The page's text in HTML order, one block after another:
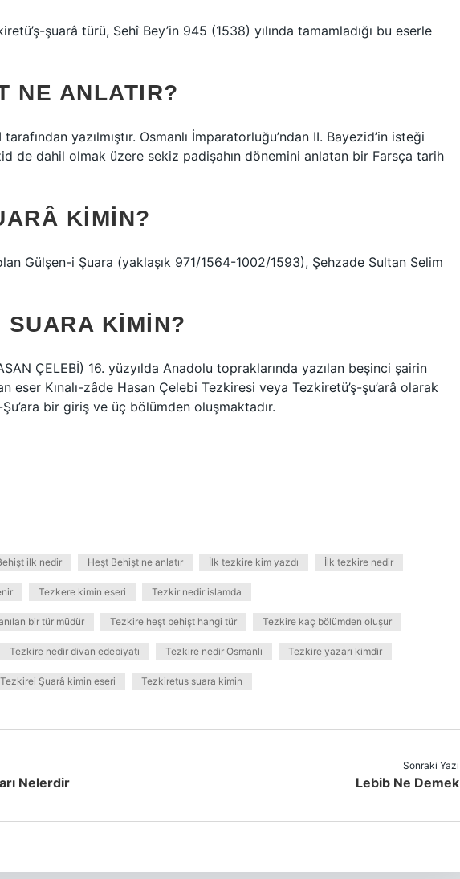
şuarâ türü, Sehî Bey’in 945 (1538) yılında tamamladığı bu eserle
NE ANLATIR?
yazılmıştır. Osmanlı İmparatorluğu’ndan II. Bayezid’in isteği
de dahil olmak üzere sekiz padişahın dönemini anlatan bir Farsça tarih
KIMIN?
Gülşen-i Şuara (yaklaşık 971/1564-1002/1593), Şehzade Sultan Selim
SUARA KIMIN?
ÇELEBİ) 16. yüzyılda Anadolu topraklarında yazılan beşinci şairin
eser Kınalı-zâde Hasan Çelebi Tezkiresi veya Tezkiretü’ş-şu’arâ olarak
bir giriş ve üç bölümden oluşmaktadır.
ilk nedir Heşt Behişt ne anlatır İlk tezkire kim yazdı İlk tezkire nedir
Tezkere kimin eseri Tezkir nedir islamda
bir tür müdür Tezkire heşt behişt hangi tür Tezkire kaç bölümden oluşur
Tezkire nedir divan edebiyatı Tezkire nedir Osmanlı Tezkire yazarı kimdir
Tezkirei Şuarâ kimin eseri Tezkiretus suara kimin
Nelerdir
Sonraki Yazı
Lebib Ne Demek